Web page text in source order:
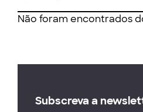
Não foram encontrados
Subscreva a